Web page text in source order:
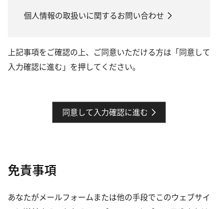
個人情報の取扱いに関するお問い合わせ
上記事項をご確認の上、ご同意いただける方は「同意して
入力確認に進む」を押してください。
同意して入力確認に進む
免責事項
あなたがメールフォームまたは他の手段でこのウェブサイ